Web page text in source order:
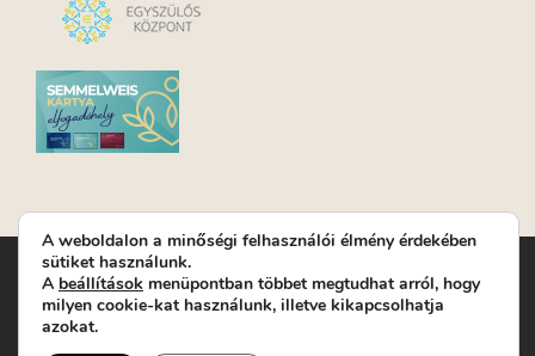
Turay Ida Színház Közhasznú Nonprofit Kft. | Működési
helyszín: Turay Ida Színház 1089 Budapest, Kálvária tér 6. |
Levelezési cím: 1089 Budapest, Kálvária tér 14. | Titkárság:
A weboldalon a minőségi felhasználói élmény érdekében
sütiket használunk.
A beállítások menüpontban többet megtudhat arról, hogy
milyen cookie-kat használunk, illetve kikapcsolhatja
azokat.